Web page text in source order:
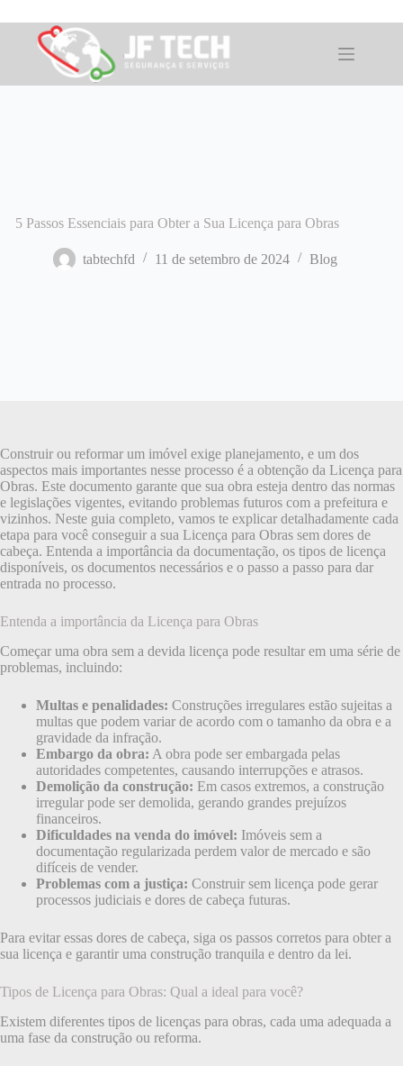
para
conteúdo
5 Passos Essenciais para Obter a Sua Licença para Obras
tabtechfd 11 de setembro de 2024 Blog
Construir ou reformar um imóvel exige planejamento, e um dos
aspectos mais importantes nesse processo é a obtenção da Licença para
Obras. Este documento garante que sua obra esteja dentro das normas
e legislações vigentes, evitando problemas futuros com a prefeitura e
vizinhos. Neste guia completo, vamos te explicar detalhadamente cada
etapa para você conseguir a sua Licença para Obras sem dores de
cabeça. Entenda a importância da documentação, os tipos de licença
disponíveis, os documentos necessários e o passo a passo para dar
entrada no processo.
Entenda a importância da Licença para Obras
Começar uma obra sem a devida licença pode resultar em uma série de
problemas, incluindo:
Multas e penalidades: Construções irregulares estão sujeitas a
multas que podem variar de acordo com o tamanho da obra e a
gravidade da infração.
Embargo da obra: A obra pode ser embargada pelas
autoridades competentes, causando interrupções e atrasos.
Demolição da construção: Em casos extremos, a construção
irregular pode ser demolida, gerando grandes prejuízos
financeiros.
Dificuldades na venda do imóvel: Imóveis sem a
documentação regularizada perdem valor de mercado e são
difíceis de vender.
Problemas com a justiça: Construir sem licença pode gerar
processos judiciais e dores de cabeça futuras.
Para evitar essas dores de cabeça, siga os passos corretos para obter a
sua licença e garantir uma construção tranquila e dentro da lei.
Tipos de Licença para Obras: Qual a ideal para você?
Existem diferentes tipos de licenças para obras, cada uma adequada a
uma fase da construção ou reforma.